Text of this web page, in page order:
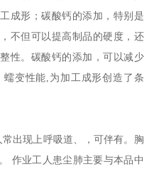
成形；碳酸钙的添加，特别是
不但可以提高制品的硬度，还
性。碳酸钙的添加，可以减少
变性能,为加工成形创造了条
出现上呼吸道、，可伴有。胸
作业工人患尘肺主要与本品中